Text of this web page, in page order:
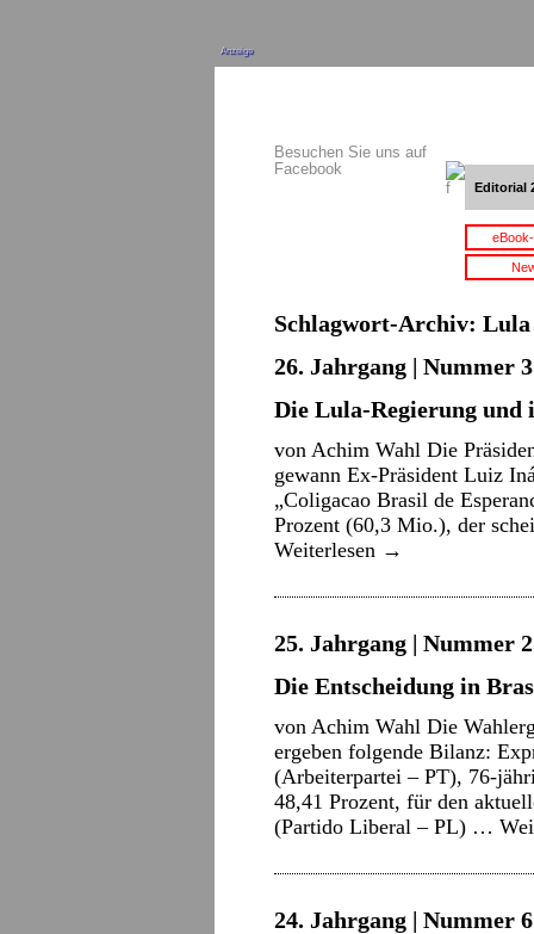
Anzeige
Besuchen Sie uns auf
Facebook
Editorial
Schlagwort-Archiv: Lula
26. Jahrgang | Nummer
Die Lula-Regierung und
von Achim Wahl Die
gewann Ex-Präsident Luiz
„Coligacao Brasil de
Prozent (60,3 Mio.), der
Weiterlesen →
25. Jahrgang | Nummer
Die Entscheidung in
von Achim Wahl Die
ergeben folgende Bilanz:
(Arbeiterpartei – PT), 76-
48,41 Prozent, für den
(Partido Liberal – PL) …
24. Jahrgang | Nummer